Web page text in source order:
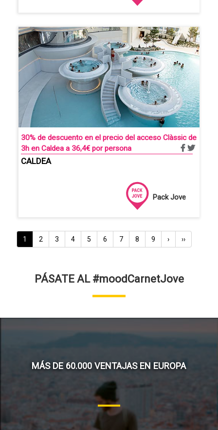
Pack Jove
30% de descuento en el precio del acceso Clàssic de
3h en Caldea a 36,4€ por persona
CALDEA
PaginaciónPágina
actual
1 Pàgina
2 Pàgina
3 Pàgina
4 Pàgina
5 Pàgina
6 Pàgina
7 Pàgina
8 Pàgina
9
Siguiente
página
›
Última
página
››
PÁSATE AL #moodCarnetJove
MÁS DE 60.000 VENTAJAS EN EUROPA